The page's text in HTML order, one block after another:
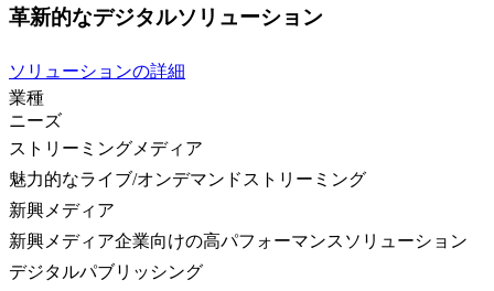
革新的なデジタルソリューション
ソリューションの詳細
業種
ニーズ
ストリーミングメディア
魅力的なライブ/オンデマンドストリーミング
新興メディア
新興メディア企業向けの高パフォーマンスソリューション
デジタルパブリッシング